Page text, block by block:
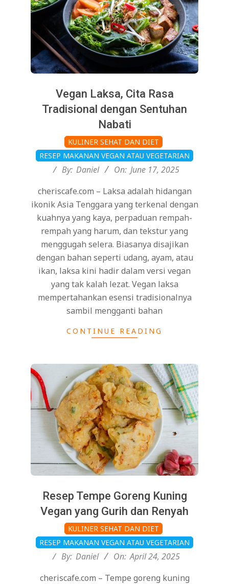
Vegan Laksa, Cita Rasa
Tradisional dengan Sentuhan
Nabati
06-
17
KULINER SEHAT DAN DIET
RESEP MAKANAN VEGAN ATAU VEGETARIAN
By: Daniel On: June 17, 2025
cheriscafe.com – Laksa adalah hidangan
ikonik Asia Tenggara yang terkenal dengan
kuahnya yang kaya, perpaduan rempah-
rempah yang harum, dan tekstur yang
menggugah selera. Biasanya disajikan
dengan bahan seperti udang, ayam, atau
ikan, laksa kini hadir dalam versi vegan
yang tak kalah lezat. Vegan laksa
mempertahankan esensi tradisionalnya
sambil mengganti bahan
CONTINUE READING
Resep Tempe Goreng Kuning
Vegan yang Gurih dan Renyah
04-
24
KULINER SEHAT DAN DIET
RESEP MAKANAN VEGAN ATAU VEGETARIAN
By: Daniel On: April 24, 2025
cheriscafe.com – Tempe goreng kuning